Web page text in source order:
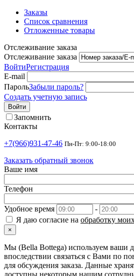
Заказы
Список сравнения
Отложенные товары
Отслеживание заказа
Отслеживание заказа
ВойтиРегистрация
E-mail
ПарольЗабыли пароль?
Создать учетную запись
Войти
Запомнить
Контакты
+7(966)931-47-46 Пн-Пт: 9:00-18:00
Заказать обратный звонок
Ваше имя
Телефон
Удобное время
-
Я даю согласие на обработку
×
Мы (Bella Bottega) используем ваши
впоследствии связаться с Вами по
для обсуждения заказа. Данные
доступны некоторым нашим